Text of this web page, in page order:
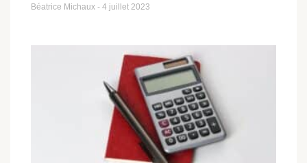
Béatrice Michaux 4 juillet 2023